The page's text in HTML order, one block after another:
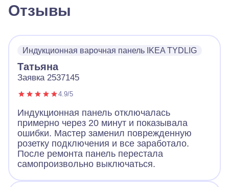
Отзывы
Индукционная варочная панель IKEA TYDLIG
Татьяна
Заявка 2537145
4.9/5
Индукционная панель отключалась
примерно через 20 минут и показывала
ошибки. Мастер заменил поврежденную
розетку подключения и все заработало.
После ремонта панель перестала
самопроизвольно выключаться.